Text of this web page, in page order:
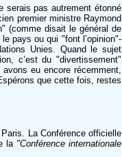
serais pas autrement étonné
premier ministre Raymond
(comme disait le général de
pays ou qui "font l’opinion"-
Unies. Quand le sujet
c’est du "divertissement"
avons eu encore récemment,
que cette fois, restes
La Conférence officielle
la "Conférence internationale